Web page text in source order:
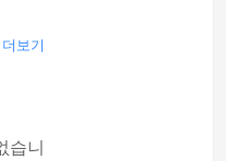
습니
더보기